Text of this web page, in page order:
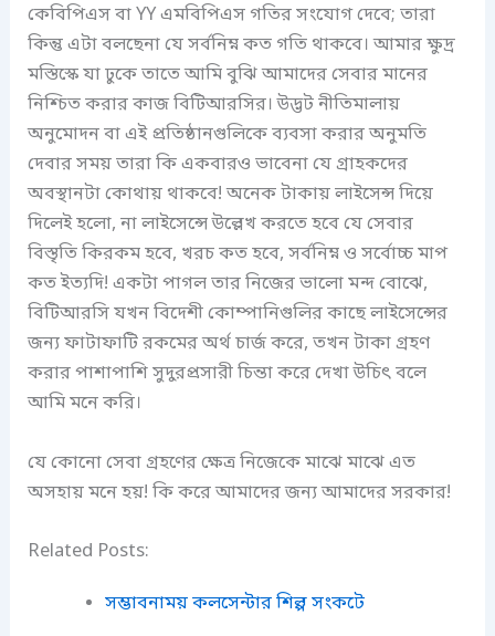
কেবিপিএস বা YY এমবিপিএস গতির সংযোগ দেবে; তারা
কিন্তু এটা বলছেনা যে সর্বনিম্ন কত গতি থাকবে। আমার ক্ষুদ্র
মস্তিস্কে যা ঢুকে তাতে আমি বুঝি আমাদের সেবার মানের
নিশ্চিত করার কাজ বিটিআরসির। উদ্ভট নীতিমালায়
অনুমোদন বা এই প্রতিষ্ঠানগুলিকে ব্যবসা করার অনুমতি
দেবার সময় তারা কি একবারও ভাবেনা যে গ্রাহকদের
অবস্থানটা কোথায় থাকবে! অনেক টাকায় লাইসেন্স দিয়ে
দিলেই হলো, না লাইসেন্সে উল্লেখ করতে হবে যে সেবার
বিস্তৃতি কিরকম হবে, খরচ কত হবে, সর্বনিম্ন ও সর্বোচ্চ মাপ
কত ইত্যদি! একটা পাগল তার নিজের ভালো মন্দ বোঝে,
বিটিআরসি যখন বিদেশী কোম্পানিগুলির কাছে লাইসেন্সের
জন্য ফাটাফাটি রকমের অর্থ চার্জ করে, তখন টাকা গ্রহণ
করার পাশাপাশি সুদুরপ্রসারী চিন্তা করে দেখা উচিৎ বলে
আমি মনে করি।
যে কোনো সেবা গ্রহণের ক্ষেত্র নিজেকে মাঝে মাঝে এত
অসহায় মনে হয়! কি করে আমাদের জন্য আমাদের সরকার!
Related Posts:
সম্ভাবনাময় কলসেন্টার শিল্প সংকটে